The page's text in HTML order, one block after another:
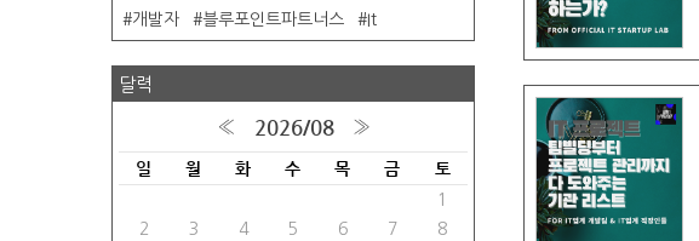
개발자
블루포인트파트너스 It
달력
« 2026/08 »
일 월 화 수 목 금 토
1
2
3 4 5 6 7
8